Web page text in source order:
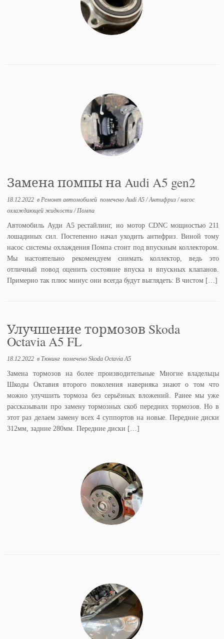
Замена помпы на Audi A5 gen2
18.12.2022 в Ремонт автомобилей помеченоAudi A5/Антифриз/насос
охлаждающей жидкости/ Помпа
Автомобиль Ауди А5 рестайлинг, но мотор CDNC мощностью 211
лошадиных сил. Постепенно начал уходить антифриз. Виной тому
насос системы охлаждения Помпа стоит под впускным коллектором.
Мы настоятельно рекомендуем снимать коллектор, ведь это
отличный повод оценить состояние впуска и впускных клапанов.
Примерно так плюс минус они всегда будут выглядеть: В чистом […]
Улучшение тормозов Skoda
Octavia A5 FL
18.12.2022 в Тюнинг помеченоSkoda Octavia A5
Замена тормозов на более производительные Многие владельцы
Шкоды Октавия второго поколения наверняка знают о том что
можно улучшить тормоза без серьёзных вложений. Ранее мы уже
рассказывали про замену тормозных скоб передних тормозов. Но в
этот раз делаем замену всех 4 суппортов на новые. Передние диски
312мм, задние 280мм. Передние диски […]